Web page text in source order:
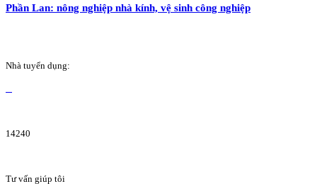
Phần Lan: nông nghiệp nhà kính, vệ sinh công nghiệp
Nhà tuyển dụng:
14240
Tư vấn giúp tôi